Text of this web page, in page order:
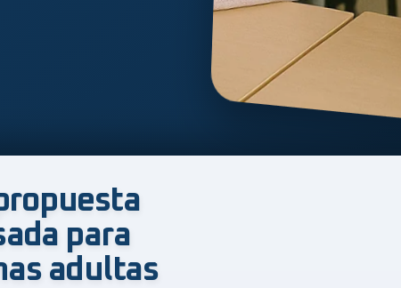
para
adultas